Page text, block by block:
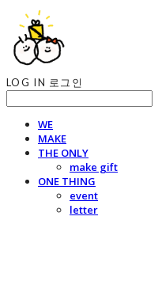
LOG IN 로그인
WE
MAKE
THE ONLY
make gift
ONE THING
event
letter